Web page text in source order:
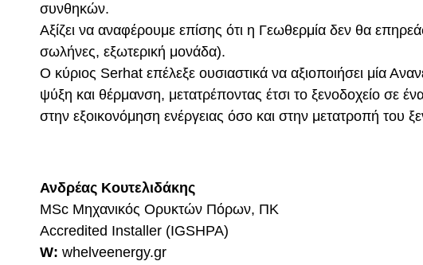
συνθηκών.
Αξίζει να αναφέρουμε επίσης ότι η Γεωθερμία δεν θα
σωλήνες, εξωτερική μονάδα).
Ο κύριος Serhat επέλεξε ουσιαστικά να αξιοποιήσει μία
ψύξη και θέρμανση, μετατρέποντας έτσι το ξενοδοχείο σε
στην εξοικονόμηση ενέργειας όσο και στην μετατροπή του
Ανδρέας Κουτελιδάκης
MSc Μηχανικός Ορυκτών Πόρων, ΠΚ
Accredited Installer (IGSHPA)
W: whelveenergy.gr